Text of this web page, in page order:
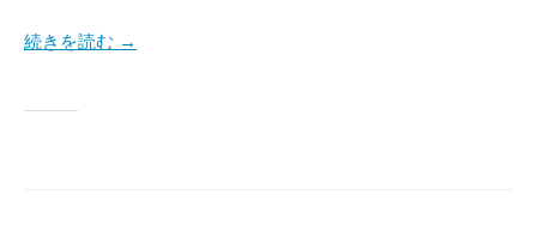
続きを読む →